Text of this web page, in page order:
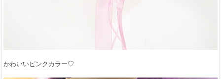
かわいいピンクカラー♡